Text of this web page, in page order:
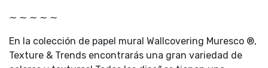
∼ ∼ ∼ ∼ ∼
En la colección de papel mural Wallcovering Muresco ®,
Texture & Trends encontrarás una gran variedad de